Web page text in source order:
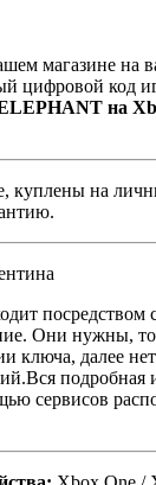
магазине на
цифровой код
на
куплены на
посредством
Они нужны,
ключа, далее
подробная
сервисов